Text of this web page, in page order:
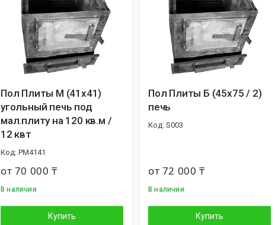
Пол Плиты М (41х41)
угольный печь под
мал.плиту на 120 кв.м /
12 квт
PM4141
от 70 000 ₸
В наличии
Купить
Пол Плиты Б (45х75 / 2)
печь
S003
от 72 000 ₸
В наличии
Купить